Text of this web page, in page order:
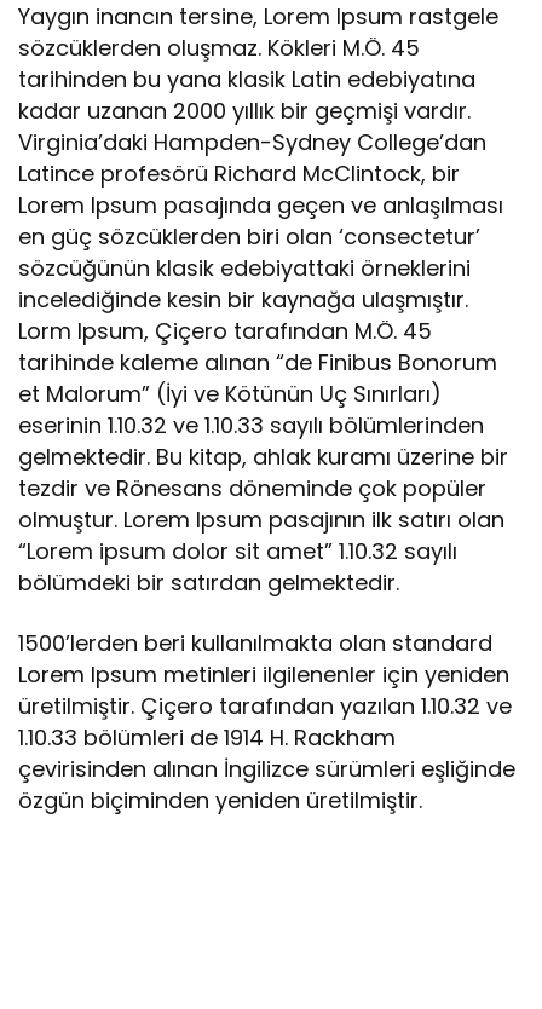
Yaygın inancın tersine, Lorem Ipsum rastgele
sözcüklerden oluşmaz. Kökleri M.Ö. 45
tarihinden bu yana klasik Latin edebiyatına
kadar uzanan 2000 yıllık bir geçmişi vardır.
Virginia’daki Hampden-Sydney College’dan
Latince profesörü Richard McClintock, bir
Lorem Ipsum pasajında geçen ve anlaşılması
en güç sözcüklerden biri olan ‘consectetur’
sözcüğünün klasik edebiyattaki örneklerini
incelediğinde kesin bir kaynağa ulaşmıştır.
Lorm Ipsum, Çiçero tarafından M.Ö. 45
tarihinde kaleme alınan “de Finibus Bonorum
et Malorum” (İyi ve Kötünün Uç Sınırları)
eserinin 1.10.32 ve 1.10.33 sayılı bölümlerinden
gelmektedir. Bu kitap, ahlak kuramı üzerine bir
tezdir ve Rönesans döneminde çok popüler
olmuştur. Lorem Ipsum pasajının ilk satırı olan
“Lorem ipsum dolor sit amet” 1.10.32 sayılı
bölümdeki bir satırdan gelmektedir.
1500’lerden beri kullanılmakta olan standard
Lorem Ipsum metinleri ilgilenenler için yeniden
üretilmiştir. Çiçero tarafından yazılan 1.10.32 ve
1.10.33 bölümleri de 1914 H. Rackham
çevirisinden alınan İngilizce sürümleri eşliğinde
özgün biçiminden yeniden üretilmiştir.